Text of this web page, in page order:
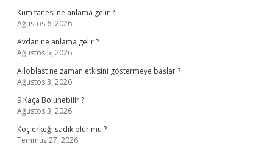
Kum tanesi ne anlama gelir ?
Ağustos 6, 2026
Avdan ne anlama gelir ?
Ağustos 5, 2026
Alloblast ne zaman etkisini göstermeye başlar ?
Ağustos 3, 2026
9 Kaça Bolunebilir ?
Ağustos 3, 2026
Koç erkeği sadık olur mu ?
Temmuz 27, 2026